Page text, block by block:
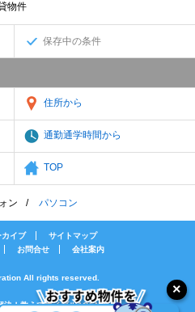
物件
保存中の条件
住所から
通勤通学時間から
TOP
ン パソコン
カイブ
サイトマップ
お問合せ 会社案内
All rights reserved.
決！教えてエイブルAGENT